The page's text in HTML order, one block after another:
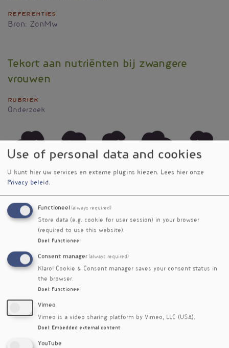
Referenties
Bron: ZonMw
Tekort aan nutriënten bij zwangere
vrouwen
Rubriek
Onderzoek
Recent onderzoek van het Stevens Institute of
Technology in New York, onthult dat meer dan
90% van de zwangere vrouwen mogelijk
onvoldoende ijzer, vitamine D of vitamine E
binnenkrijgt via hun voeding. Daarnaast heeft
bijna twee derde een tekort aan foliumzuur.
Referenties
Kleinberg S, Pleuss JD, Deierlein AL. Food Records Show
Daily Variation in Diet during Pregnancy: Results from
the Temporal Research in Eating, Nutrition, and Diet
Use of personal data and cookies
U kunt hier uw services en externe plugins kiezen. Lees hier onze
Privacy beleid.
Functioneel (always required)
Store data (e.g. cookie for user session) in your browser
(required to use this website).
Doel : Functioneel
Consent manager (always required)
Klaro! Cookie & Consent manager saves your consent status in
the browser.
Doel : Functioneel
Vimeo
Vimeo is a video sharing platform by Vimeo, LLC (USA).
Doel : Embedded external content
YouTube